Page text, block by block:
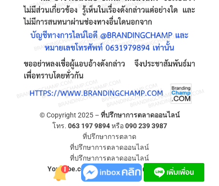
© Copyright 2025 – ที่ปรึกษาการตลาดออนไลน์
โทร. 063 197 9894หรือ090 239 3987
ที่ปรึกษาการตลาด
ที่ปรึกษาการตลาดออนไลน์
ที่ปรึกษาการตลาดออนไลน์
YouTube.com/ที่ปรึกษาการตลาดออนไลน์